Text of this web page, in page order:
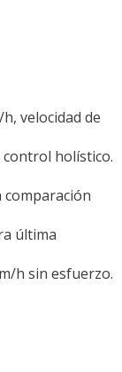
h, velocidad de
control holístico.
comparación
última
h sin esfuerzo.